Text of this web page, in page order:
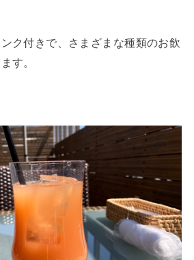
ク付きで、さまざまな種類のお飲
す。